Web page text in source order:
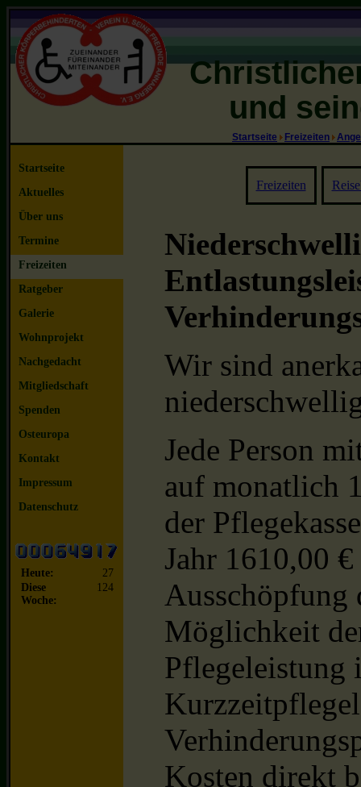
und
Startseite Freizeiten
Startseite
Aktuelles
Über uns
Termine
Freizeiten
Ratgeber
Galerie
Wohnprojekt
Nachgedacht
Mitgliedschaft
Spenden
Osteuropa
Kontakt
Impressum
Datenschutz
Heute:
27
Diese
Woche:
124
Freizeiten
Wir sind
Jede Person
auf monatlich
der
Jahr 1610,00
Ausschöpfung
Möglichkeit
Pflegeleistung
Kosten direkt